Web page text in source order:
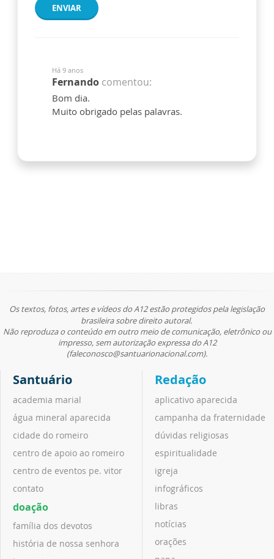
ENVIAR
Há 9 anos
Fernando comentou:
Bom dia.
Muito obrigado pelas palavras.
Os textos, fotos, artes e vídeos do A12 estão protegidos pela legislação
brasileira sobre direito autoral.
Não reproduza o conteúdo em outro meio de comunicação, eletrônico ou
impresso, sem autorização expressa do A12
(faleconosco@santuarionacional.com).
Santuário
academia marial
água mineral aparecida
cidade do romeiro
centro de apoio ao romeiro
centro de eventos pe. vitor
contato
doação
família dos devotos
história de nossa senhora
Redação
aplicativo aparecida
campanha da fraternidade
dúvidas religiosas
espiritualidade
igreja
infográficos
libras
notícias
orações